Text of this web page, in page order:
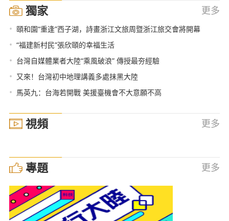
獨家 更多
• 頤和園“重逢”西子湖，詩畫浙江文旅周暨浙江旅交會將開幕
• “福建新村民”張欣頤的幸福生活
• 台灣自媒體業者大陸“乘風破浪” 傳授最夯經驗
• 又來！台灣初中地理講義多處抹黑大陸
• 馬英九：台海若開戰 美援臺機會不大意願不高
視頻 更多
專題 更多